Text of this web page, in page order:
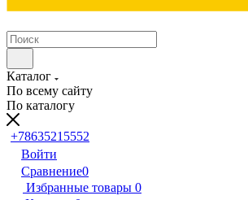
Каталог
По всему сайту
По каталогу
+78635215552
Войти
Сравнение0
Избранные товары 0